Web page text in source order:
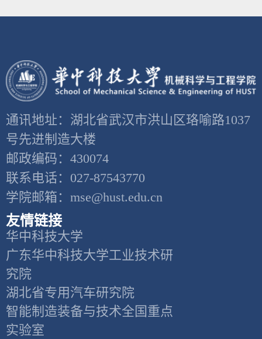
通讯地址：湖北省武汉市洪山区珞喻路1037
号先进制造大楼
邮政编码：430074
联系电话：027-87543770
学院邮箱：mse@hust.edu.cn
友情链接
华中科技大学
广东华中科技大学工业技术研
究院
湖北省专用汽车研究院
智能制造装备与技术全国重点
实验室